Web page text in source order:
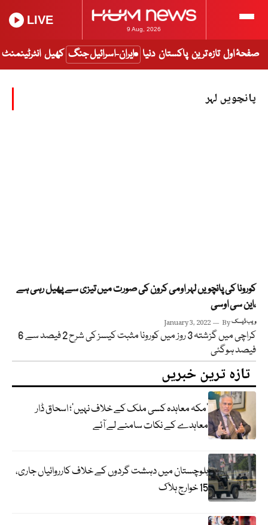
9 Aug, 2026
LIVE
صفحۂ اول تازہ ترین پاکستان دنیا ایران-اسرائیل جنگ کھیل انٹرٹینمنٹ
پانچویں لہر
کورونا کی پانچویں لہر اومی کرون کی صورت میں تیزی سے پھیل رہی ہے
،این سی اوسی
January 3, 2022 Byویب ڈیسک
کراچی میں گزشتہ 3 روز میں کورونا مثبت کیسز کی شرح 2 فیصد سے 6
فیصد ہوگئی
تازہ ترین خبریں
‘مکہ معاہدہ کسی ملک کے خلاف نہیں’؛ اسحاق ڈار
معاہدے کے نکات سامنے لے آئے
بلوچستان میں دہشت گردوں کے خلاف کارروائیاں جاری،
15 خوارج ہلاک